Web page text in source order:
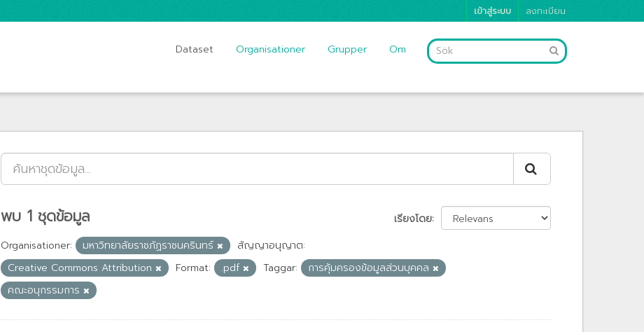
เข้าสู่ระบบ ลงทะเบียน
Dataset Organisationer Grupper Om
เรียงโดย
พบ 1 ชุดข้อมูล
Organisationer: มหาวิทยาลัยราชภัฏราชนครินทร์
สัญญาอนุญาต:
Creative Commons Attribution
Format: .pdf Taggar:
การคุ้มครองข้อมูลส่วนบุคคล
คณะอนุกรรมการ